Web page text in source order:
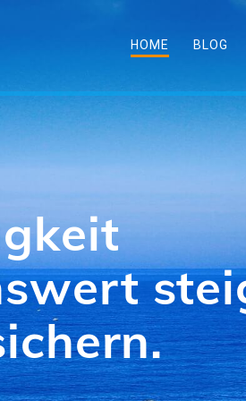
HOME BLOG
leben?
DIE